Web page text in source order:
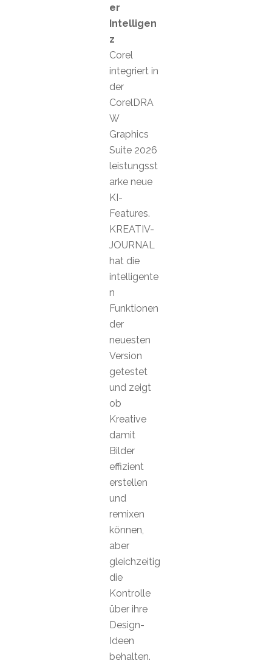
er
Intelligen
z
Corel
integriert in
der
CorelDRA
W
Graphics
Suite 2026
leistungsst
arke neue
KI-
Features.
KREATIV-
JOURNAL
hat die
intelligente
n
Funktionen
der
neuesten
Version
getestet
und zeigt
ob
Kreative
damit
Bilder
effizient
erstellen
und
remixen
können,
aber
gleichzeitig
die
Kontrolle
über ihre
Design-
Ideen
behalten.